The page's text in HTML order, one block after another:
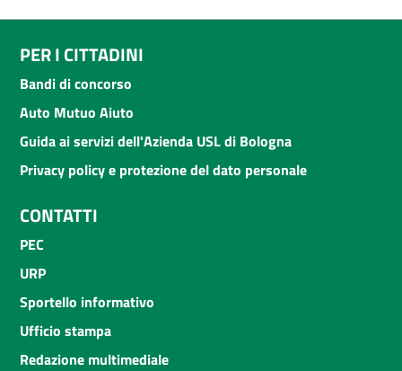
PER I CITTADINI
Bandi di concorso
Auto Mutuo Aiuto
Guida ai servizi dell'Azienda USL di Bologna
Privacy policy e protezione del dato personale
CONTATTI
PEC
URP
Sportello informativo
Ufficio stampa
Redazione multimediale